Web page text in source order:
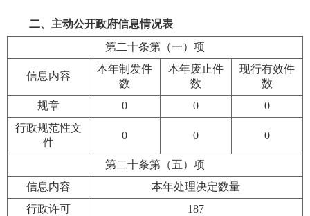
二、主动公开政府信息情况表
第二十条第（一）项
信息内容
本年制发件
数
本年废止件
数
现行有效件
数
规章
0 0
0
行政规范性文
件
0 0 0
第二十条第（五）项
信息内容
本年处理决定数量
行政许可
187